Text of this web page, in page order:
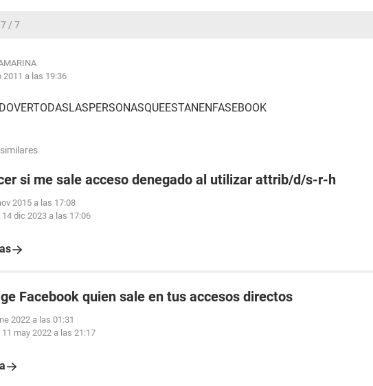
7 / 7
2011 a las 19:36
si me sale acceso denegado al utilizar attrib/d/s-r-h
2015 a las 17:08
14 dic 2023 a las 17:06
Facebook quien sale en tus accesos directos
2022 a las 01:31
11 may 2022 a las 21:17